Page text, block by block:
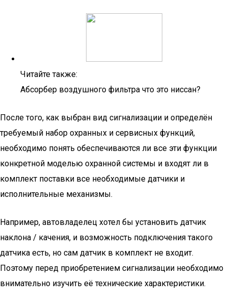
Читайте также:
Абсорбер воздушного фильтра что это ниссан?
После того, как выбран вид сигнализации и определён
требуемый набор охранных и сервисных функций,
необходимо понять обеспечиваются ли все эти функции
конкретной моделью охранной системы и входят ли в
комплект поставки все необходимые датчики и
исполнительные механизмы.
Например, автовладелец хотел бы установить датчик
наклона / качения, и возможность подключения такого
датчика есть, но сам датчик в комплект не входит.
Поэтому перед приобретением сигнализации необходимо
внимательно изучить её технические характеристики.